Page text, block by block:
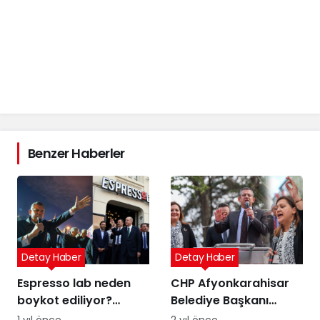
Benzer Haberler
Espresso lab neden
boykot ediliyor?
Detay Haber
CHP Afyonkarahisar
Belediye Başkanı
Detay Haber